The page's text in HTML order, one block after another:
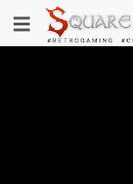
au
contenu
Toggle
navigation